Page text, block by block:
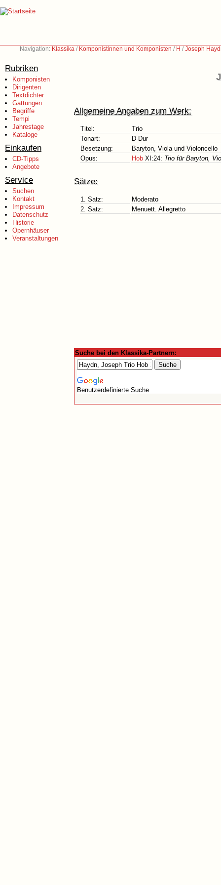
Navigation: Klassika / Komponistinnen und Komponisten / H /Joseph
Rubriken
Komponisten
Dirigenten
Textdichter
Gattungen
Begriffe
Tempi
Jahrestage
Kataloge
Einkaufen
CD-Tipps
Angebote
Service
Suchen
Kontakt
Impressum
Datenschutz
Historie
Opernhäuser
Veranstaltungen
Allgemeine Angaben zum Werk:
Titel:
Trio
Tonart:
D-Dur
Besetzung:
Baryton, Viola und Violoncello
Opus:
Hob XI:24: Trio für Baryton,
Sätze:
1. Satz:
Moderato
2. Satz:
Menuett. Allegretto
Suche bei den Klassika-Partnern:
Benutzerdefinierte Suche